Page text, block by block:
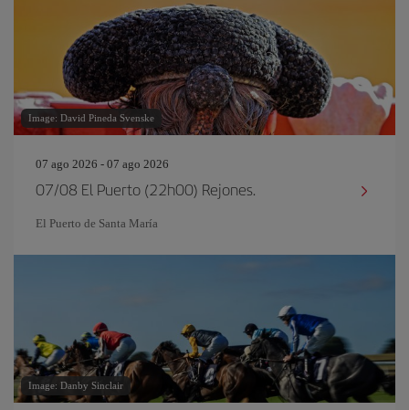
Image: David Pineda Svenske
07 ago 2026 - 07 ago 2026
07/08 El Puerto (22h00) Rejones.
El Puerto de Santa María
Image: Danby Sinclair